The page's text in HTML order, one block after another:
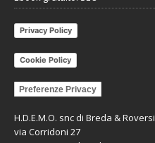
Privacy Policy
Cookie Policy
Preferenze Privacy
H.D.E.M.O. snc di Breda & Roversi
via Corridoni 27